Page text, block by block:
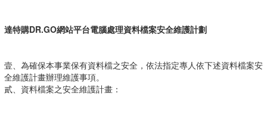
達特購DR.GO網站平台電腦處理資料檔案安全維護計劃
壹、為確保本事業保有資料檔之安全，依法指定專人依下述資料檔案安
全維護計畫辦理維護事項。
貳、資料檔案之安全維護計畫：